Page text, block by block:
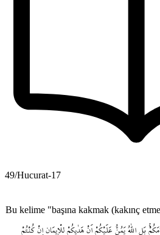
49/Hucurat-17
Bu kelime "başına kakmak (kakınç
بَلِ اللّٰهُ يَمُنُّ عَلَيْكُمْ اَنْ هَدٰيكُمْ لِلْا۪يمَانِ اِنْ كُنْتُمْ